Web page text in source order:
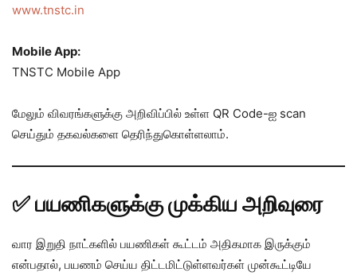
www.tnstc.in
Mobile App:
TNSTC Mobile App
மேலும் விவரங்களுக்கு அறிவிப்பில் உள்ள QR Code-ஐ scan
செய்தும் தகவல்களை தெரிந்துகொள்ளலாம்.
✅ பயணிகளுக்கு முக்கிய அறிவுரை
வார இறுதி நாட்களில் பயணிகள் கூட்டம் அதிகமாக இருக்கும்
என்பதால், பயணம் செய்ய திட்டமிட்டுள்ளவர்கள் முன்கூட்டியே